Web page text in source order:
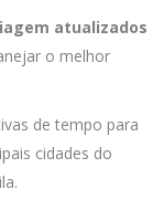
atualizados
o melhor
de tempo para
cidades do